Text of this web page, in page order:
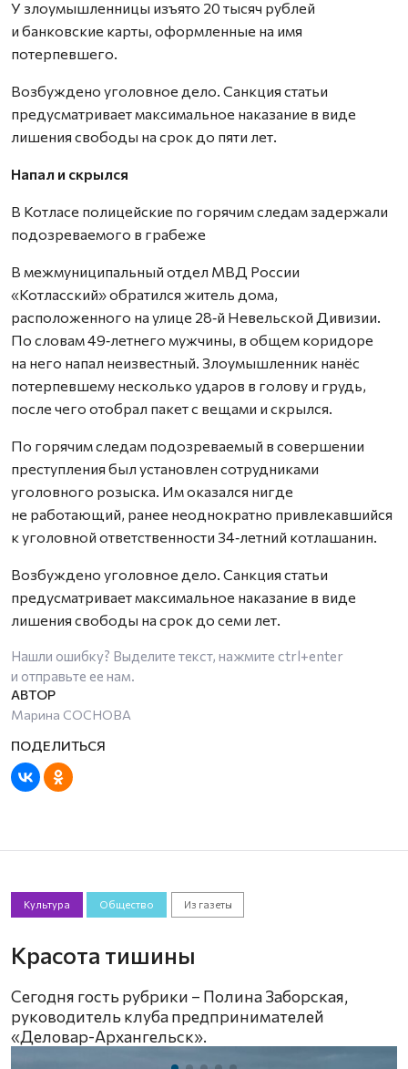
У злоумышленницы изъято 20 тысяч рублей
и банковские карты, оформленные на имя
потерпевшего.
Возбуждено уголовное дело. Санкция статьи
предусматривает максимальное наказание в виде
лишения свободы на срок до пяти лет.
Напал и скрылся
В Котласе полицейские по горячим следам задержали
подозреваемого в грабеже
В межмуниципальный отдел МВД России
«Котласский» обратился житель дома,
расположенного на улице 28‑й Невельской Дивизии.
По словам 49‑летнего мужчины, в общем коридоре
на него напал неизвестный. Злоумышленник нанёс
потерпевшему несколько ударов в голову и грудь,
после чего отобрал пакет с вещами и скрылся.
По горячим следам подозреваемый в совершении
преступления был установлен сотрудниками
уголовного розыска. Им оказался нигде
не работающий, ранее неоднократно привлекавшийся
к уголовной ответст­венности 34‑летний котлашанин.
Возбуждено уголовное дело. Санкция статьи
предусматривает максимальное наказание в виде
лишения свободы на срок до семи лет.
Нашли ошибку? Выделите текст, нажмите ctrl+enter
и отправьте ее нам.
Марина СОСНОВА
Культура Общество Из газеты
Красота тишины
Сегодня гость рубрики – Полина Заборская,
руководитель клуба предпринимателей
«Деловар-Архангельск».